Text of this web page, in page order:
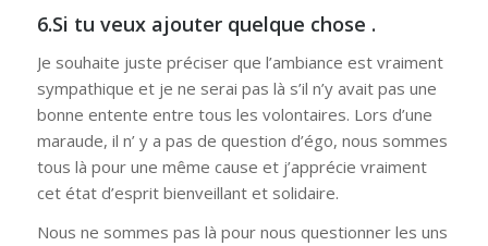
6.Si tu veux ajouter quelque chose .
Je souhaite juste préciser que l’ambiance est vraiment
sympathique et je ne serai pas là s’il n’y avait pas une
bonne entente entre tous les volontaires. Lors d’une
maraude, il n’ y a pas de question d’égo, nous sommes
tous là pour une même cause et j’apprécie vraiment
cet état d’esprit bienveillant et solidaire.
Nous ne sommes pas là pour nous questionner les uns